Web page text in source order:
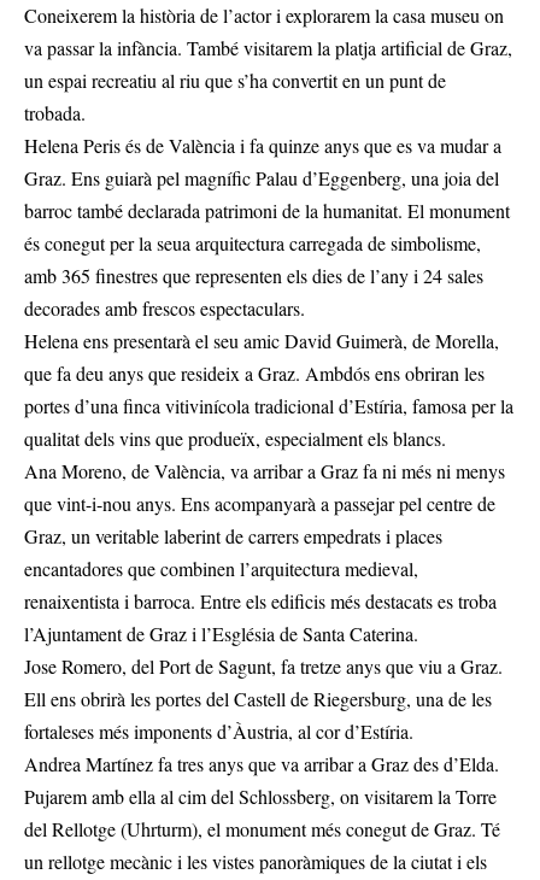
Coneixerem la història de l’actor i explorarem la casa museu on
va passar la infància. També visitarem la platja artificial de Graz,
un espai recreatiu al riu que s’ha convertit en un punt de
trobada.
Helena Peris és de València i fa quinze anys que es va mudar a
Graz. Ens guiarà pel magnífic Palau d’Eggenberg, una joia del
barroc també declarada patrimoni de la humanitat. El monument
és conegut per la seua arquitectura carregada de simbolisme,
amb 365 finestres que representen els dies de l’any i 24 sales
decorades amb frescos espectaculars.
Helena ens presentarà el seu amic David Guimerà, de Morella,
que fa deu anys que resideix a Graz. Ambdós ens obriran les
portes d’una finca vitivinícola tradicional d’Estíria, famosa per la
qualitat dels vins que produeïx, especialment els blancs.
Ana Moreno, de València, va arribar a Graz fa ni més ni menys
que vint-i-nou anys. Ens acompanyarà a passejar pel centre de
Graz, un veritable laberint de carrers empedrats i places
encantadores que combinen l’arquitectura medieval,
renaixentista i barroca. Entre els edificis més destacats es troba
l’Ajuntament de Graz i l’Església de Santa Caterina.
Jose Romero, del Port de Sagunt, fa tretze anys que viu a Graz.
Ell ens obrirà les portes del Castell de Riegersburg, una de les
fortaleses més imponents d’Àustria, al cor d’Estíria.
Andrea Martínez fa tres anys que va arribar a Graz des d’Elda.
Pujarem amb ella al cim del Schlossberg, on visitarem la Torre
del Rellotge (Uhrturm), el monument més conegut de Graz. Té
un rellotge mecànic i les vistes panoràmiques de la ciutat i els